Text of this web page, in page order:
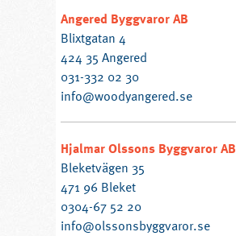
Angered Byggvaror AB
Blixtgatan 4
424 35 Angered
031-332 02 30
info@woodyangered.se
Hjalmar Olssons Byggvaror AB
Bleketvägen 35
471 96 Bleket
0304-67 52 20
info@olssonsbyggvaror.se